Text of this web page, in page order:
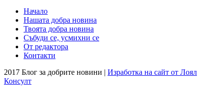
Начало
Нашата добра новина
Твоята добра новина
Събуди се, усмихни се
От редактора
Контакти
2017 Блог за добрите новини | Изработка на сайт от Лоял
Консулт